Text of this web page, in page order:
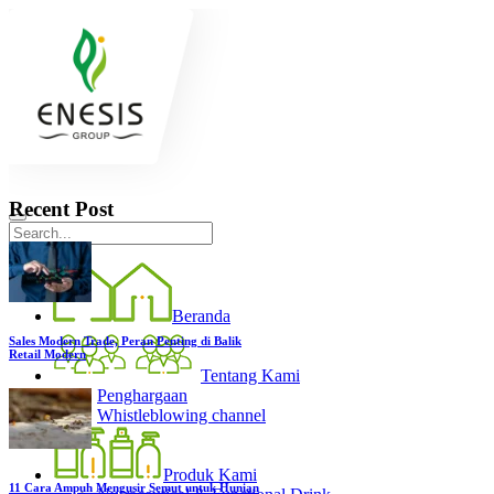
Beranda
Tentang Kami
Penghargaan
Whistleblowing channel
Produk Kami
Recent Post
Sales Modern Trade, Peran Penting di Balik
Retail Modern
11 Cara Ampuh Mengusir Semut untuk Hunian